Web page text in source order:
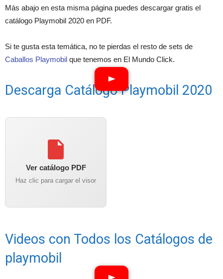
Más abajo en esta misma página puedes descargar gratis el
catálogo Playmobil 2020 en PDF.
Si te gusta esta temática, no te pierdas el resto de sets de
Caballos Playmobil que tenemos en El Mundo Click.
Descarga Catálogo Playmobil 2020
Ver catálogo PDF
Haz clic para cargar el visor
Videos con Todos los Catálogos de
playmobil